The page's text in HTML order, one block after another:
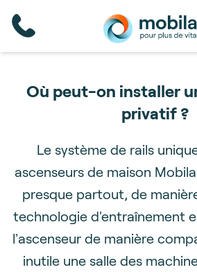
Où peut-on installer
privatif ?
Le système de rails
ascenseurs de maison
presque partout, de
technologie d'entraînement
l'ascenseur de manière
inutile une salle des